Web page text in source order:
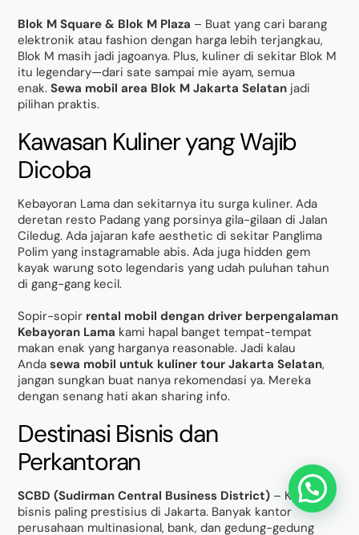
Blok M Square & Blok M Plaza – Buat yang cari barang
elektronik atau fashion dengan harga lebih terjangkau,
Blok M masih jadi jagoanya. Plus, kuliner di sekitar Blok M
itu legendary—dari sate sampai mie ayam, semua
enak.Sewa mobil area Blok M Jakarta Selatan jadi
pilihan praktis.
Kawasan Kuliner yang Wajib
Dicoba
Kebayoran Lama dan sekitarnya itu surga kuliner. Ada
deretan resto Padang yang porsinya gila-gilaan di Jalan
Ciledug. Ada jajaran kafe aesthetic di sekitar Panglima
Polim yang instagramable abis. Ada juga hidden gem
kayak warung soto legendaris yang udah puluhan tahun
di gang-gang kecil.
Sopir-sopir rental mobil dengan driver berpengalaman
Kebayoran Lama kami hapal banget tempat-tempat
makan enak yang harganya reasonable. Jadi kalau
Andasewa mobil untuk kuliner tour Jakarta Selatan,
jangan sungkan buat nanya rekomendasi ya. Mereka
dengan senang hati akan sharing info.
Destinasi Bisnis dan
Perkantoran
SCBD (Sudirman Central Business District) – Kawasan
bisnis paling prestisius di Jakarta. Banyak kantor
perusahaan multinasional, bank, dan gedung-gedung